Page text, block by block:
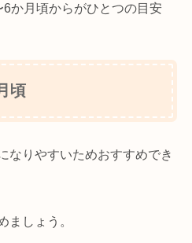
か月頃からがひとつの目安
頃
なりやすいためおすすめでき
ましょう。